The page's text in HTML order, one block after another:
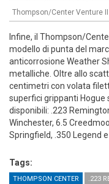
Thompson/Center Venture II
Infine, il Thompson/
modello di punta del
anticorrosione Weather
metalliche. Oltre allo
centimetri con volata
superfici grippanti Hogue
disponibili: .223
Winchester, 6.5
Springfield, .350 Legend
Tags:
THOMPSON CENTER .223